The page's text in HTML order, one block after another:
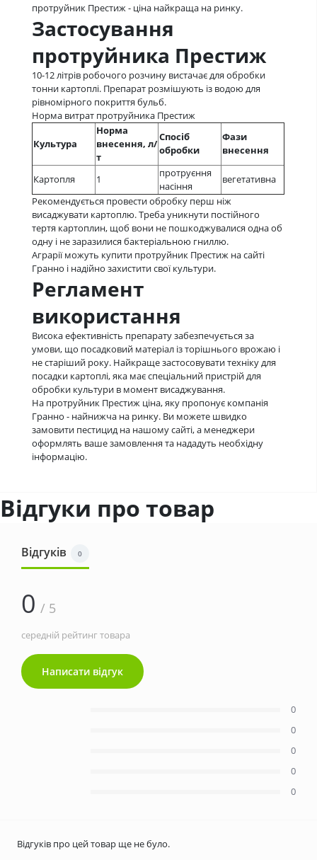
протруйник Престиж - ціна найкраща на ринку.
Застосування
протруйника Престиж
10-12 літрів робочого розчину вистачає для обробки
тонни картоплі. Препарат розмішують із водою для
рівномірного покриття бульб.
Норма витрат протруйника Престиж
Культура
Норма
внесення, л/
т
Спосіб
обробки
Фази
внесення
Картопля 1
протруєння
насіння
вегетативна
Рекомендується провести обробку перш ніж
висаджувати картоплю. Треба уникнути постійного
тертя картоплин, щоб вони не пошкоджувалися одна об
одну і не заразилися бактеріальною гниллю.
Аграрії можуть купити протруйник Престиж на сайті
Гранно і надійно захистити свої культури.
Регламент
використання
Висока ефективність препарату забезпечується за
умови, що посадковий матеріал із торішнього врожаю і
не старіший року. Найкраще застосовувати техніку для
посадки картоплі, яка має спеціальний пристрій для
обробки культури в момент висаджування.
На протруйник Престиж ціна, яку пропонує компанія
Гранно - найнижча на ринку. Ви можете швидко
замовити пестицид на нашому сайті, а менеджери
оформлять ваше замовлення та нададуть необхідну
інформацію.
Відгуки про товар
Відгуків 0
0 / 5
середній рейтинг товара
Написати відгук
0
0
0
0
0
Відгуків про цей товар ще не було.